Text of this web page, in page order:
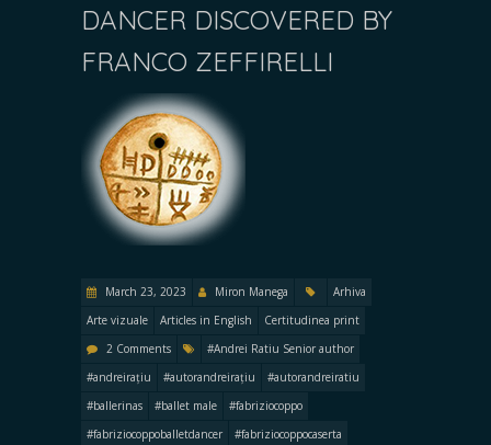
DANCER DISCOVERED BY
FRANCO ZEFFIRELLI
March 23, 2023 Miron Manega
Arhiva
Arte vizuale
Articles in English
Certitudinea print
2 Comments
#Andrei Ratiu Senior author
#andreirațiu
#autorandreirațiu
#autorandreiratiu
#ballerinas
#ballet male
#fabriziocoppo
#fabriziocoppoballetdancer
#fabriziocoppocaserta